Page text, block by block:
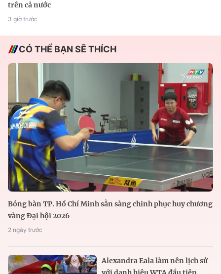
trên cả nước
3 giờ trước
CÓ THỂ BẠN SẼ THÍCH
Bóng bàn TP. Hồ Chí Minh sẵn sàng chinh phục huy chương
vàng Đại hội 2026
2 ngày trước
Alexandra Eala làm nên lịch sử